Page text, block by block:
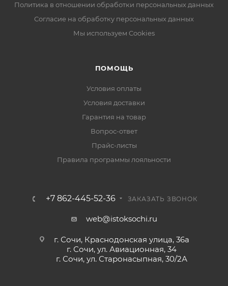
Политика в отношении обработки персональных данных
Согласие на обработку персональных данных
Мы используем Cookies
ПОМОЩЬ
Условия оплаты
Условия доставки
Гарантия на товар
Вопрос-ответ
Прайс-листы
Правила программы лояльности
+7 862-445-52-36 ЗАКАЗАТЬ ЗВОНОК
web@istoksochi.ru
г. Сочи, Краснодонская улица, 36а
г. Сочи, ул. Авиационная, 34
г. Сочи, ул. Старонасыпная, 30/2А